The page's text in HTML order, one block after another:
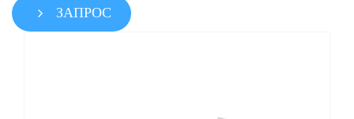
ЗАПРОС